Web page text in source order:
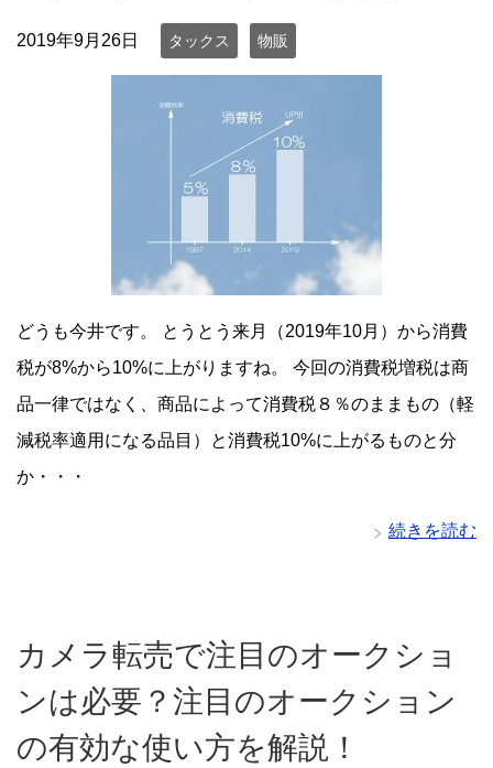
2019年9月26日 タックス 物販
どうも今井です。 とうとう来月（2019年10月）から消費
税が8%から10%に上がりますね。 今回の消費税増税は商
品一律ではなく、商品によって消費税８％のままもの（軽
減税率適用になる品目）と消費税10%に上がるものと分
か・・・
続きを読む
カメラ転売で注目のオークショ
ンは必要？注目のオークション
の有効な使い方を解説！